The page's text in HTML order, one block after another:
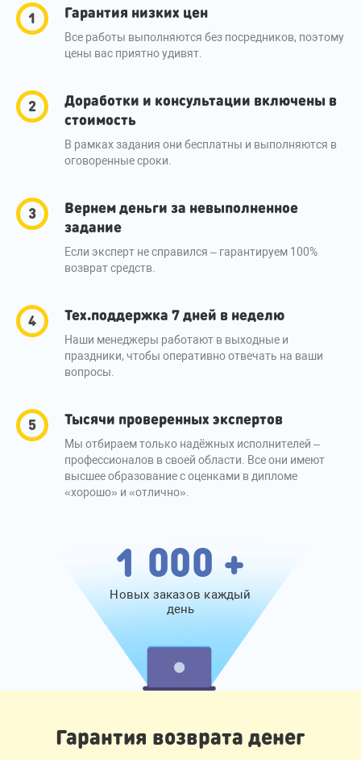
Гарантия низких цен
Все работы выполняются без посредников, поэтому
цены вас приятно удивят.
Доработки и консультации включены в
стоимость
В рамках задания они бесплатны и выполняются в
оговоренные сроки.
Вернем деньги за невыполненное
задание
Если эксперт не справился – гарантируем 100%
возврат средств.
Тех.поддержка 7 дней в неделю
Наши менеджеры работают в выходные и
праздники, чтобы оперативно отвечать на ваши
вопросы.
Тысячи проверенных экспертов
Мы отбираем только надёжных исполнителей –
профессионалов в своей области. Все они имеют
высшее образование с оценками в дипломе
«хорошо» и «отлично».
1 000 +
Новых заказов каждый
день
Гарантия возврата денег